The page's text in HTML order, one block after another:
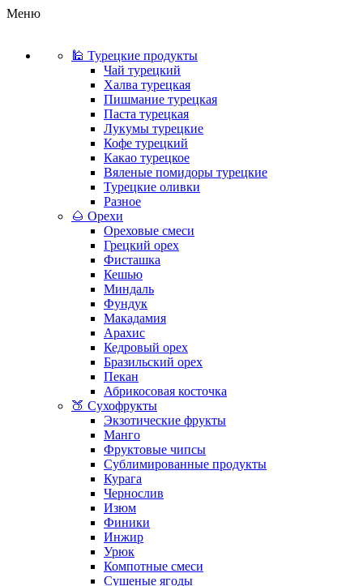
Меню
🕌 Турецкие продукты
Чай турецкий
Халва турецкая
Пишмание турецкая
Паста турецкая
Лукумы турецкие
Кофе турецкий
Какао турецкое
Вяленые помидоры турецкие
Турецкие оливки
Разное
🌰 Орехи
Ореховые смеси
Грецкий орех
Фисташка
Кешью
Миндаль
Фундук
Макадамия
Арахис
Кедровый орех
Бразильский орех
Пекан
Абрикосовая косточка
🍑 Сухофрукты
Экзотические фрукты
Манго
Фруктовые чипсы
Сублимированные продукты
Курага
Чернослив
Изюм
Финики
Инжир
Урюк
Компотные смеси
Сушеные ягоды